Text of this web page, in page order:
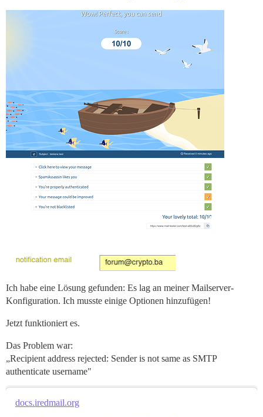
Ich habe eine Lösung gefunden: Es lag an meiner Mailserver-
Konfiguration. Ich musste einige Optionen hinzufügen!
Jetzt funktioniert es.
Das Problem war:
„Recipient address rejected: Sender is not same as SMTP
authenticate username"
docs.iredmail.org